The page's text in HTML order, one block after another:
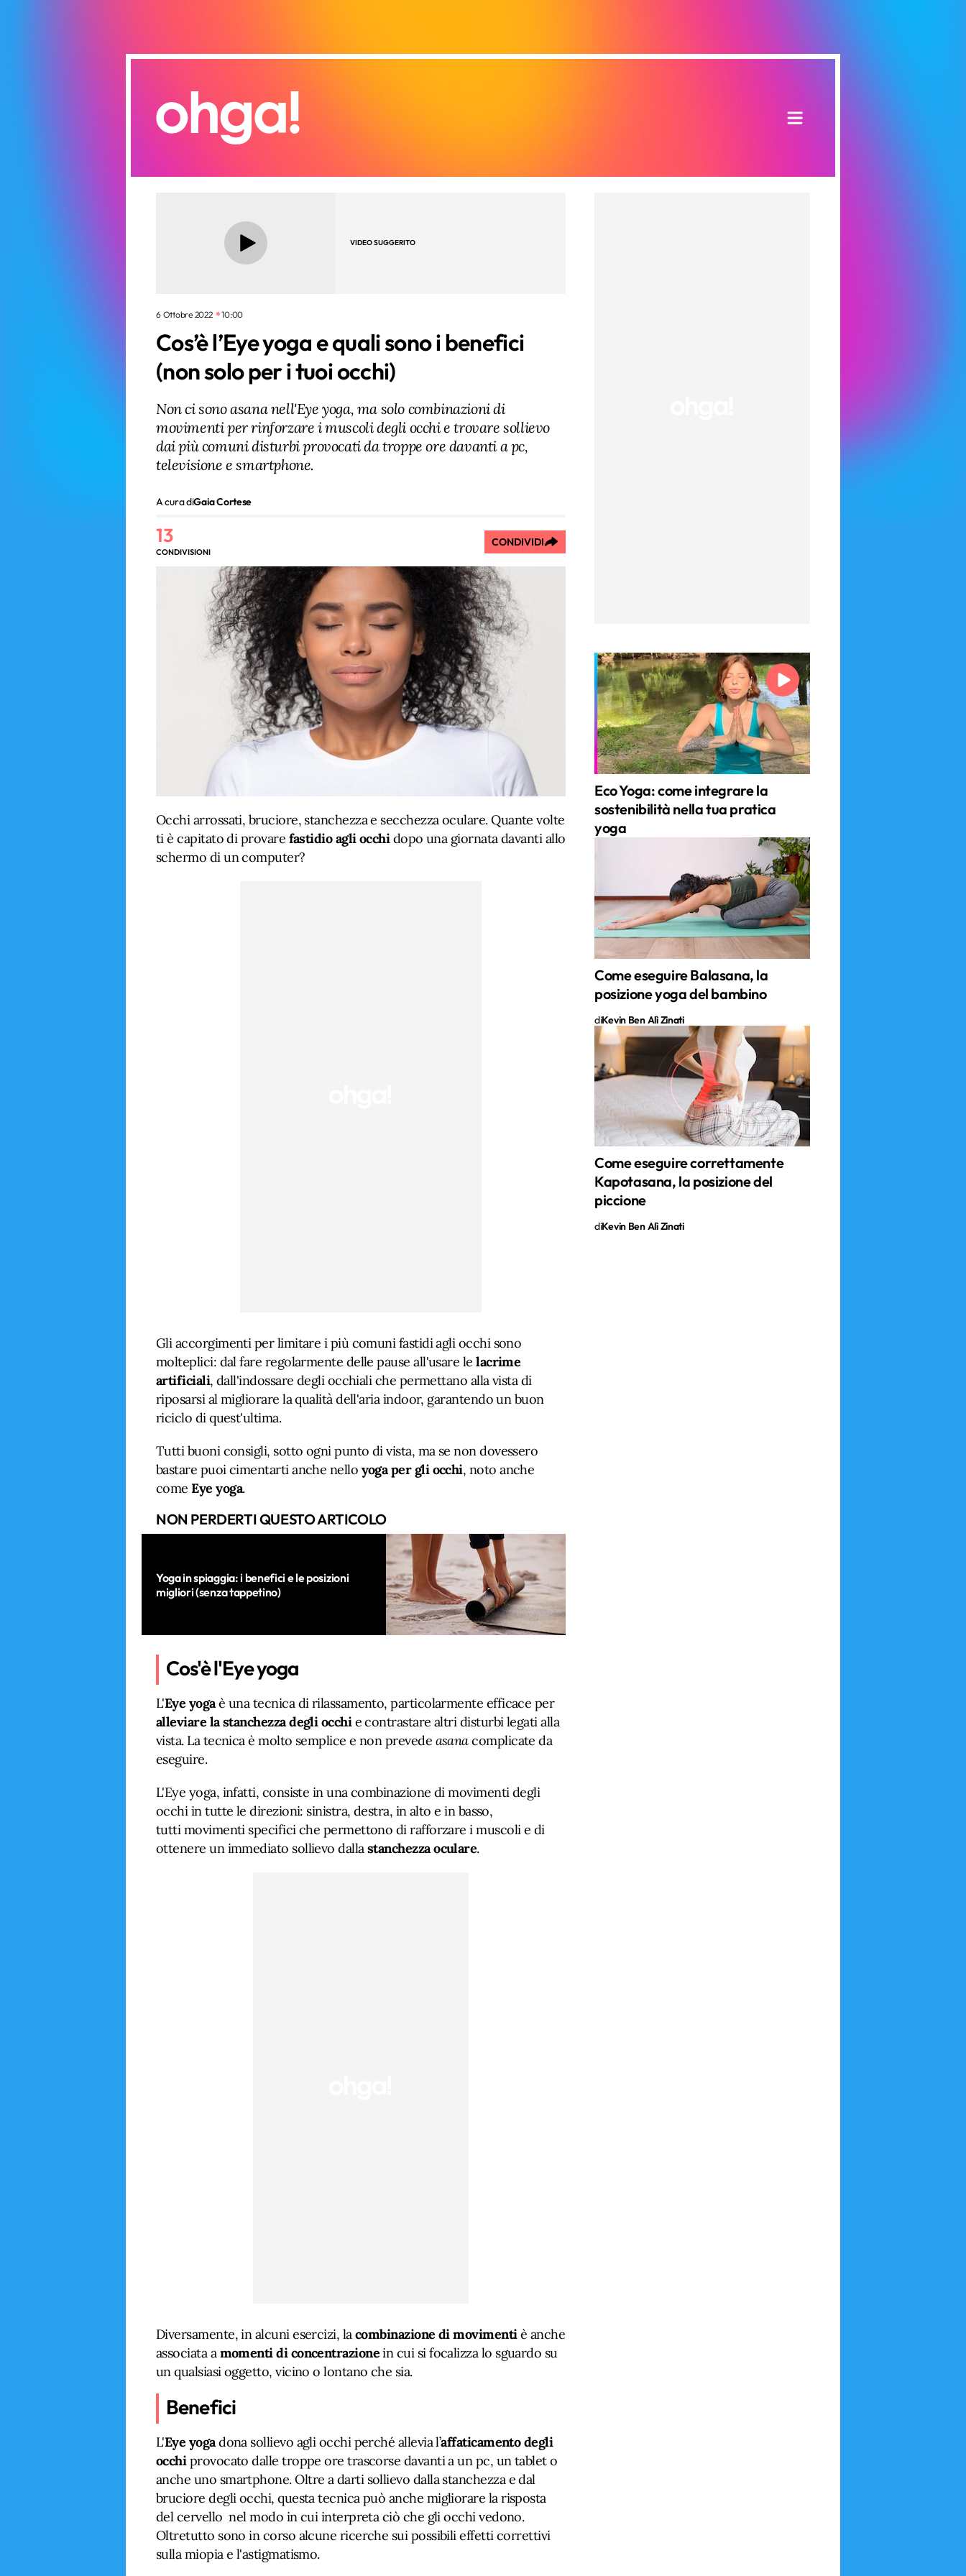
VIDEO SUGGERITO
6 Ottobre 2022 10:00
Cos’è l’Eye yoga e quali sono i benefici
(non solo per i tuoi occhi)
Non ci sono asana nell'Eye yoga, ma solo combinazioni di
movimenti per rinforzare i muscoli degli occhi e trovare sollievo
dai più comuni disturbi provocati da troppe ore davanti a pc,
televisione e smartphone.
A cura diGaia Cortese
13
CONDIVISIONI
CONDIVIDI
Occhi arrossati, bruciore, stanchezza e secchezza oculare. Quante volte
ti è capitato di provare fastidio agli occhidopo una giornata davanti allo
schermo di un computer?
Gli accorgimenti per limitare i più comuni fastidi agli occhi sono
molteplici: dal fare regolarmente delle pause all'usare le lacrime
artificiali, dall'indossare degli occhiali che permettano alla vista di
riposarsi al migliorare la qualità dell'aria indoor, garantendo un buon
riciclo di quest'ultima.
Tutti buoni consigli, sotto ogni punto di vista, ma se non dovessero
bastare puoi cimentarti anche nello yoga per gli occhi, noto anche
comeEye yoga.
NON PERDERTI QUESTO ARTICOLO
Yoga in spiaggia: i benefici e le posizioni
migliori (senza tappetino)
Cos'è l'Eye yoga
L'Eye yogaè una tecnica di rilassamento, particolarmente efficace per
alleviare la stanchezza degli occhie contrastare altri disturbi legati alla
vista. La tecnica è molto semplice e non prevede asanacomplicate da
eseguire.
L'Eye yoga, infatti, consiste in una combinazione di movimenti degli
occhi in tutte le direzioni: sinistra, destra, in alto e in basso,
tutti movimenti specifici che permettono di rafforzare i muscoli e di
ottenere un immediato sollievo dallastanchezza oculare.
Diversamente, in alcuni esercizi, lacombinazione di movimentiè anche
associata amomenti di concentrazionein cui si focalizza lo sguardo su
un qualsiasi oggetto, vicino o lontano che sia.
Benefici
L'Eye yogadona sollievo agli occhi perché allevia l’affaticamento degli
occhiprovocato dalle troppe ore trascorse davanti a un pc, un tablet o
anche uno smartphone. Oltre a darti sollievo dalla stanchezza e dal
bruciore degli occhi, questa tecnica può anche migliorare la risposta
del cervello nel modo in cui interpreta ciò che gli occhi vedono.
Oltretutto sono in corso alcune ricerche sui possibili effetti correttivi
sulla miopia e l'astigmatismo.
Eco Yoga: come integrare la
sostenibilità nella tua pratica
yoga
Come eseguire Balasana, la
posizione yoga del bambino
diKevin Ben Alì Zinati
Come eseguire correttamente
Kapotasana, la posizione del
piccione
diKevin Ben Alì Zinati